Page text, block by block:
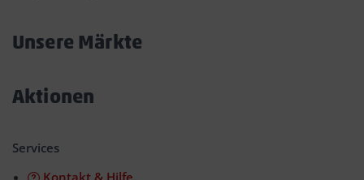
Unsere Märkte
Aktionen
Services
Kontakt & Hilfe